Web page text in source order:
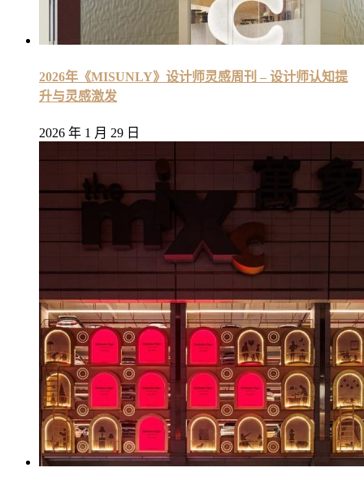
2026年《MISUNLY》设计师灵感周刊 – 设计师认知提
升与灵感激发
2026 年 1 月 29 日